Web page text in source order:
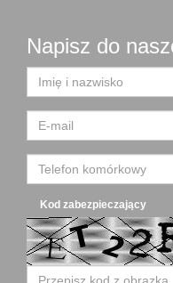
Napisz do
Kod zabezpieczający